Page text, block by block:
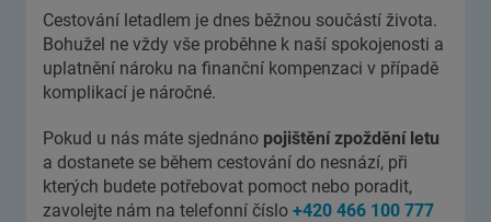
Cestování letadlem je dnes běžnou součástí života.
Bohužel ne vždy vše proběhne k naší spokojenosti a
uplatnění nároku na finanční kompenzaci v případě
komplikací je náročné.
Pokud u nás máte sjednáno pojištění zpoždění letu
a dostanete se během cestování do nesnází, při
kterých budete potřebovat pomoct nebo poradit,
zavolejte nám na telefonní číslo +420 466 100 777